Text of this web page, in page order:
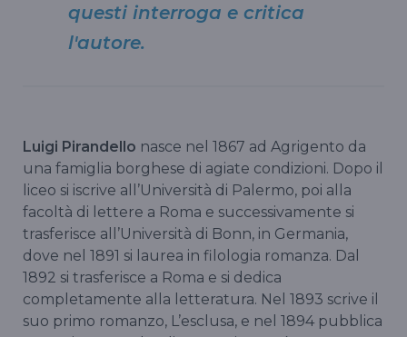
questi interroga e critica
l'autore.
Luigi Pirandello nasce nel 1867 ad Agrigento da
una famiglia borghese di agiate condizioni. Dopo il
liceo si iscrive all’Università di Palermo, poi alla
facoltà di lettere a Roma e successivamente si
trasferisce all’Università di Bonn, in Germania,
dove nel 1891 si laurea in filologia romanza. Dal
1892 si trasferisce a Roma e si dedica
completamente alla letteratura. Nel 1893 scrive il
suo primo romanzo, L’esclusa, e nel 1894 pubblica